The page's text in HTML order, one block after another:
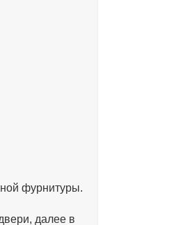
фурнитуры.
далее в